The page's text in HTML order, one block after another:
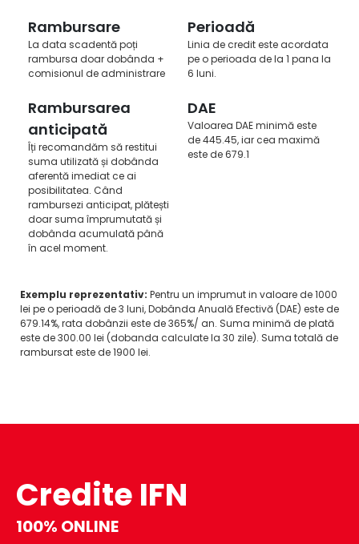
Rambursare
La data scadentă poți
rambursa doar dobânda +
comisionul de administrare
Perioadă
Linia de credit este acordata
pe o perioada de la 1 pana la
6 luni.
Rambursarea
anticipată
Îți recomandăm să restitui
suma utilizată și dobânda
aferentă imediat ce ai
posibilitatea. Când
rambursezi anticipat, plătești
doar suma împrumutată și
dobânda acumulată până
în acel moment.
DAE
Valoarea DAE minimă este
de 445.45, iar cea maximă
este de 679.1
Exemplu reprezentativ: Pentru un imprumut in valoare de 1000
lei pe o perioadă de 3 luni, Dobânda Anuală Efectivă (DAE) este de
679.14%, rata dobânzii este de 365%/ an. Suma minimă de plată
este de 300.00 lei (dobanda calculate la 30 zile). Suma totală de
rambursat este de 1900 lei.
Credite IFN
100% ONLINE